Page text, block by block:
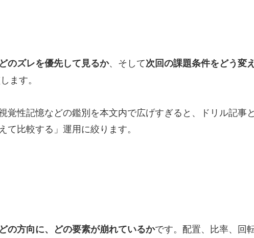
どのズレを優先して見るか、そして次回の課題条件をどう変
ます。
覚性記憶などの鑑別を本文内で広げすぎると、ドリル記事
比較する」運用に絞ります。
どの方向に、どの要素が崩れているかです。配置、比率、回